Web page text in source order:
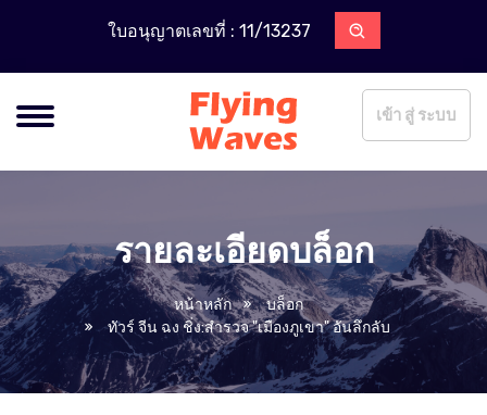
ใบอนุญาตเลขที่ : 11/13237
เข้า สู่ ระบบ
รายละเอียดบล็อก
หน้าหลัก
บล็อก
ทัวร์ จีน ฉง ชิ่ง:สำรวจ "เมืองภูเขา" อันลึกลับ